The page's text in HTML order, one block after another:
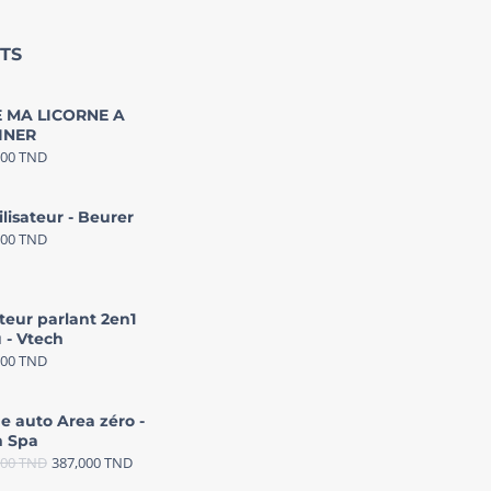
MA LICORNE A
TND
- Beurer
TND
parlant 2en1
- Vtech
TND
auto Area zéro -
Spa
TND 387,000TND